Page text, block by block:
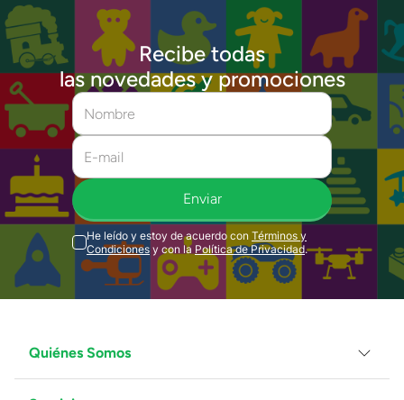
Recibe todas
las novedades y promociones
Enviar
He leído y estoy de acuerdo con Términos y
Condiciones y con la Política de Privacidad.
Quiénes Somos